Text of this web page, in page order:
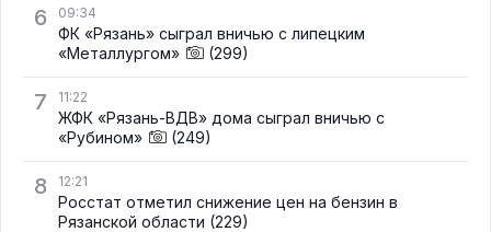
6 09:34
ФК «Рязань» сыграл вничью с липецким
«Металлургом»
(299)
7 11:22
ЖФК «Рязань-ВДВ» дома сыграл вничью с
«Рубином»
(249)
8 12:21
Росстат отметил снижение цен на бензин в
Рязанской области (229)